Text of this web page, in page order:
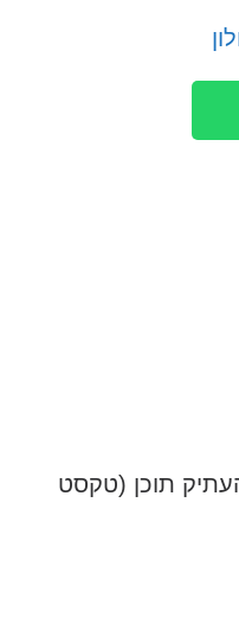
תוכן (טקסט